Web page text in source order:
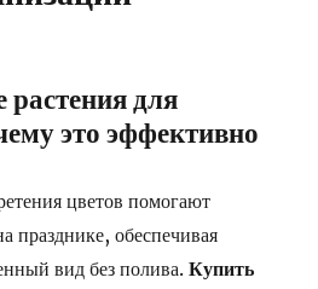
растения для
это эффективно
цветов помогают
празднике, обеспечивая
вид без полива.Купить